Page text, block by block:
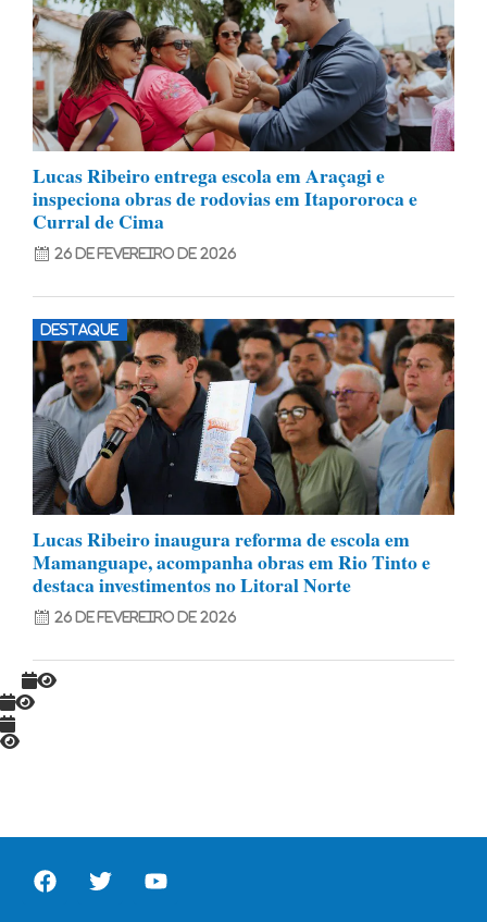
Lucas Ribeiro entrega escola em Araçagi e
inspeciona obras de rodovias em Itapororoca e
Curral de Cima
26 de fevereiro de 2026
DESTAQUE
Lucas Ribeiro inaugura reforma de escola em
Mamanguape, acompanha obras em Rio Tinto e
destaca investimentos no Litoral Norte
26 de fevereiro de 2026